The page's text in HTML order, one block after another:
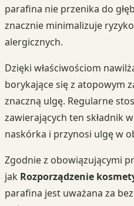
parafina nie przenika do
znacznie minimalizuje
alergicznych.
Dzięki właściwościom
borykające się z atopowym
znaczną ulgę. Regularne
zawierających ten składnik
naskórka i przynosi ulgę w
Zgodnie z obowiązującymi
jak Rozporządzenie
parafina jest uważana za